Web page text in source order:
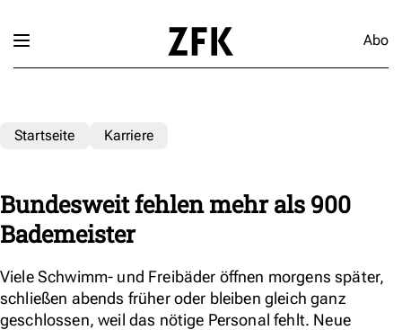
Abo
Startseite Karriere
Bundesweit fehlen mehr als 900
Bademeister
Viele Schwimm- und Freibäder öffnen morgens später,
schließen abends früher oder bleiben gleich ganz
geschlossen, weil das nötige Personal fehlt. Neue